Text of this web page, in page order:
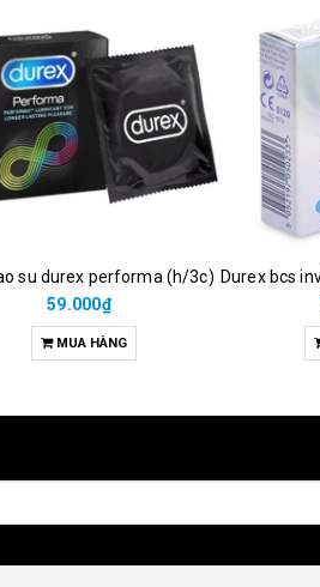
su durex performa (h/3c)
59.000₫
MUA HÀNG